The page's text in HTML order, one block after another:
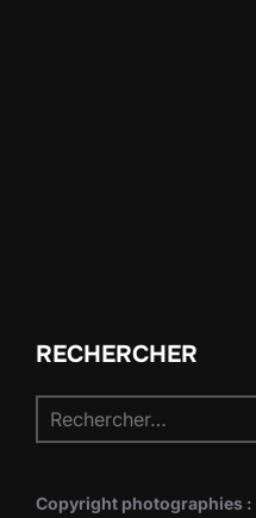
RECHERCHER
pour :
Copyright photographies :